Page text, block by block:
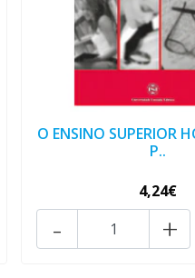
O ENSINO SUPERIOR
P..
4,24€
+
-